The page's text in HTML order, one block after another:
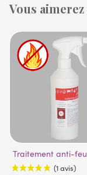
Vous aimerez
Traitement anti-